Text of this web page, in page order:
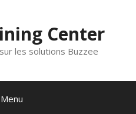
Center
les solutions Buzzee
Menu